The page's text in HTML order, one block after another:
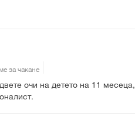
за чакане
очи на детето на 11 месеца,